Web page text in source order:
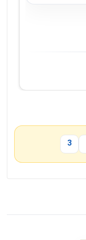
3